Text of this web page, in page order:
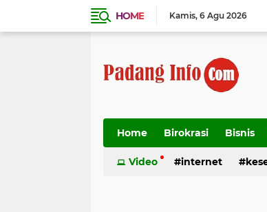
HOME Kamis 6 Agu 2026
Home Birokrasi Bisnis
Transportasi
Video internet